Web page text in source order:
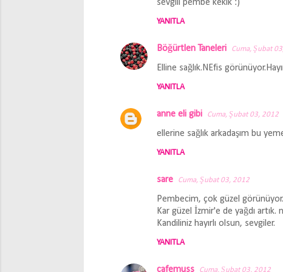
sevgili pembe kekik :)
YANITLA
Böğürtlen Taneleri Cuma, Şubat
Elline sağlık.NEfis
YANITLA
anne eli gibi Cuma, Şubat 03, 2012
ellerine sağlık arkadaşım bu
YANITLA
sare Cuma, Şubat 03, 2012
Pembecim, çok güzel görünüyor.
Kar güzel İzmir'e de yağdı artık.
Kandiliniz hayırlı olsun, sevgiler.
YANITLA
cafemuss Cuma, Şubat 03, 2012